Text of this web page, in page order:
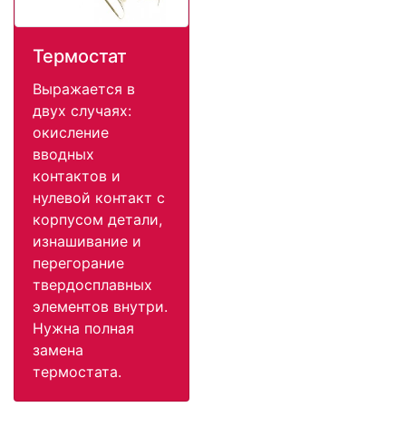
Термостат
Выражается в
двух случаях:
окисление
вводных
контактов и
нулевой контакт с
корпусом детали,
изнашивание и
перегорание
твердосплавных
элементов внутри.
Нужна полная
замена
термостата.